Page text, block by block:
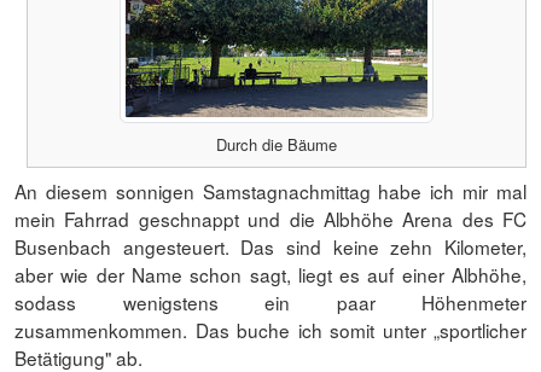
Durch die Bäume
An diesem sonnigen Samstagnachmittag habe ich mir mal
mein Fahrrad geschnappt und die Albhöhe Arena des FC
Busenbach angesteuert. Das sind keine zehn Kilometer,
aber wie der Name schon sagt, liegt es auf einer Albhöhe,
sodass wenigstens ein paar Höhenmeter
zusammenkommen. Das buche ich somit unter „sportlicher
Betätigung" ab.